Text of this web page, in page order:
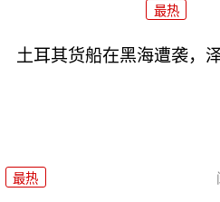
最热
土耳其货船在黑海遭袭，
最热